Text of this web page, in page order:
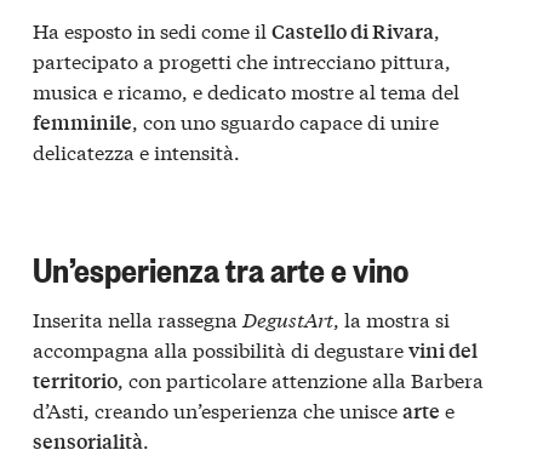
Ha esposto in sedi come il Castello di Rivara,
partecipato a progetti che intrecciano pittura,
musica e ricamo, e dedicato mostre al tema del
femminile, con uno sguardo capace di unire
delicatezza e intensità.
Un’esperienza tra arte e vino
Inserita nella rassegna DegustArt, la mostra si
accompagna alla possibilità di degustarevini del
territorio, con particolare attenzione alla Barbera
d’Asti, creando un’esperienza che uniscearte e
sensorialità.